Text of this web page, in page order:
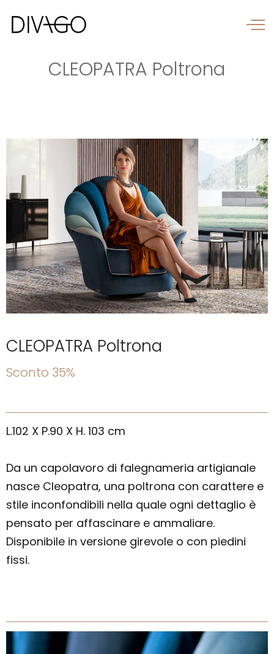
CLEOPATRA Poltrona
CLEOPATRA Poltrona
Sconto 35%
L.102 X P.90 X H. 103 cm
Da un capolavoro di falegnameria artigianale
nasce Cleopatra, una poltrona con carattere e
stile inconfondibili nella quale ogni dettaglio è
pensato per affascinare e ammaliare.
Disponibile in versione girevole o con piedini
fissi.